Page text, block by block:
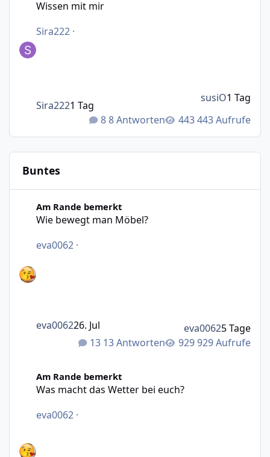
Wissen mit mir
Sira222 ·
8 Antworten 443 Aufrufe
Sira2221 Tag
susiO1 Tag
Buntes
Am Rande bemerkt
Wie bewegt man Möbel?
eva0062 ·
13 Antworten 929 Aufrufe
eva006226. Jul eva00625 Tage
Am Rande bemerkt
Was macht das Wetter bei euch?
eva0062 ·